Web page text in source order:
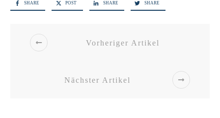
SHARE POST SHARE SHARE
Vorheriger Artikel
Nächster Artikel